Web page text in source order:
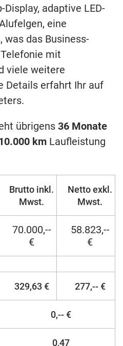
adaptive LED-
eine
das Business-
mit
viele weitere
Details erfahrt Ihr auf
übrigens 36 Monate
km Laufleistung
Brutto inkl.
Mwst.
Netto exkl.
Mwst.
70.000,--
€
58.823,--
€
329,63 € 277,-- €
0,-- €
0,47